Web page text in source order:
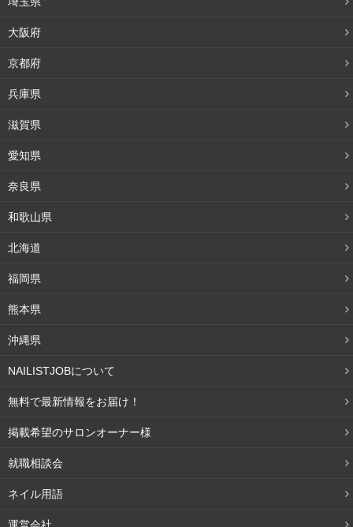
大阪府
京都府
兵庫県
滋賀県
愛知県
奈良県
和歌山県
北海道
福岡県
熊本県
沖縄県
NAILISTJOBについて
無料で最新情報をお届け！
掲載希望のサロンオーナー様
就職相談会
ネイル用語